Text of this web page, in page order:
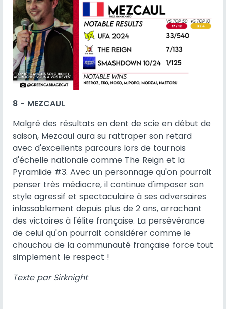
8 - MEZCAUL
Malgré des résultats en dent de scie en début de
saison, Mezcaul aura su rattraper son retard
avec d'excellents parcours lors de tournois
d'échelle nationale comme The Reign et la
Pyramiide #3. Avec un personnage qu'on pourrait
penser très médiocre, il continue d'imposer son
style agressif et spectaculaire à ses adversaires
inlassablement depuis plus de 2 ans, arrachant
des victoires à l'élite française. La persévérance
de celui qu'on pourrait considérer comme le
chouchou de la communauté française force tout
simplement le respect !
Texte par Sirknight